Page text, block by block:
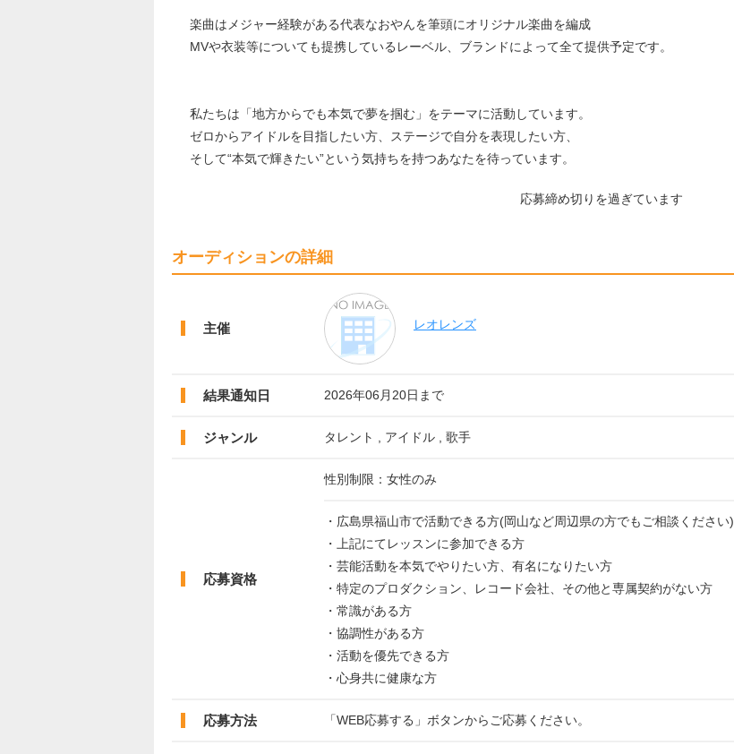
楽曲はメジャー経験がある代表なおやんを筆頭にオリジナル楽曲を編成
MVや衣装等についても提携しているレーベル、ブランドによって全て提供予定です。
私たちは「地方からでも本気で夢を掴む」をテーマに活動しています。
ゼロからアイドルを目指したい方、ステージで自分を表現したい方、
そして“本気で輝きたい”という気持ちを持つあなたを待っています。
応募締め切りを過ぎています
オーディションの詳細
主催 レオレンズ
結果通知日 2026年06月20日まで
ジャンル タレント , アイドル , 歌手
応募資格
性別制限：女性のみ
・広島県福山市で活動できる方(岡山など周辺県の方でもご相談ください)
・上記にてレッスンに参加できる方
・芸能活動を本気でやりたい方、有名になりたい方
・特定のプロダクション、レコード会社、その他と専属契約がない方
・常識がある方
・協調性がある方
・活動を優先できる方
・心身共に健康な方
応募方法 「WEB応募する」ボタンからご応募ください。